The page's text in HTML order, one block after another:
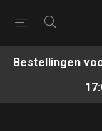
Bestellingen